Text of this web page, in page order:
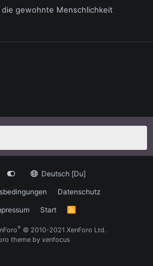
gewohnte Menschlichkeit
Deutsch [Du]
Datenschutz
Start
R
® © 2010-2021 XenForo Ltd.
theme by xenfocus